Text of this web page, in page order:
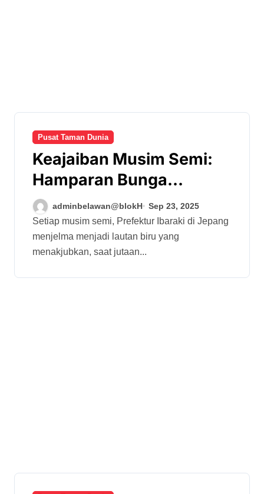
Pusat Taman Dunia
Keajaiban Musim Semi:
Hamparan Bunga
Nemophila di Ibaraki,
Jepang
adminbelawan@blokH Sep 23, 2025
Setiap musim semi, Prefektur Ibaraki di Jepang
menjelma menjadi lautan biru yang
menakjubkan, saat jutaan...